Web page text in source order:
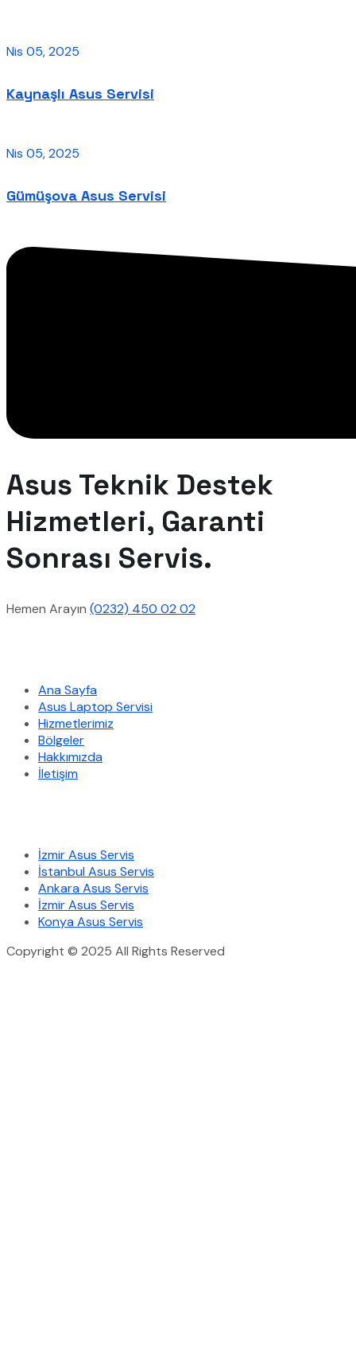
Nis 05, 2025
Kaynaşlı Asus Servisi
Nis 05, 2025
Gümüşova Asus Servisi
Asus Teknik Destek
Hizmetleri, Garanti
Sonrası Servis.
Hemen Arayın (0232) 450 02 02
Ana Sayfa
Asus Laptop Servisi
Hizmetlerimiz
Bölgeler
Hakkımızda
İletişim
İzmir Asus Servis
İstanbul Asus Servis
Ankara Asus Servis
İzmir Asus Servis
Konya Asus Servis
Copyright © 2025 All Rights Reserved